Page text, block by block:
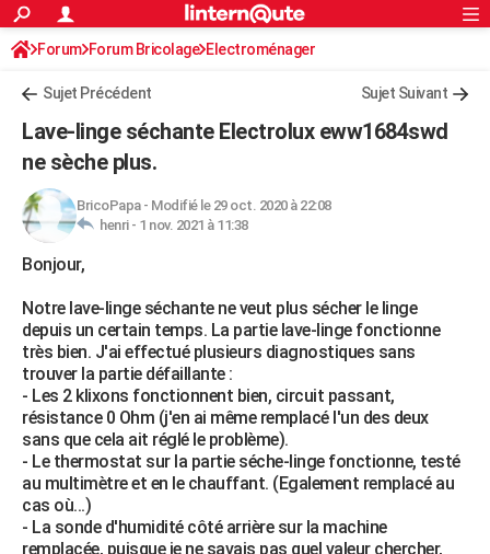
ACTUALITÉS
Politique
Société
Faits Divers
Education
Monde
Villes
+
Programme TV
Streaming
Sorties cinéma
Musique
FINANCE
Retraite
Impôts
Epargne
Immobilier
Risques naturels par ville
Banque
Assurance
Crédit
AUTO
Essais
Réserver un essai
Citadines
Berlines
SUV
Forum auto
HIGH-TECH
Forum
Aménagement intérieur
Extérieur
Cuisine
Salle de bains
Jardinage
Rangement
WEEK-END
Guides de France
Escapades
Patrimoine
Expositions
Musées
Week-end nature
+LIFESTYLE
Art de vivre
Bien-être
Loisirs
Mode
Modes de vie
SANTE
Alimentation
Guide de la santé
Maladies
Médicaments
Sommeil
VOYAGE
Destinations
City break
Voyage nature
Voyage de noces
Forum
Climat
+PHOTO
S'inscrire
Connexion
Forum Forum Bricolage Electroménager
Sujet Précédent Sujet Suivant
Lave-linge séchante Electrolux eww1684swd
ne sèche plus.
BricoPapa- Modifié le 29 oct. 2020 à 22:08
henri - 1 nov. 2021 à 11:38
Bonjour,
Notre lave-linge séchante ne veut plus sécher le linge
depuis un certain temps. La partie lave-linge fonctionne
très bien. J'ai effectué plusieurs diagnostiques sans
trouver la partie défaillante :
- Les 2 klixons fonctionnent bien, circuit passant,
résistance 0 Ohm (j'en ai même remplacé l'un des deux
sans que cela ait réglé le problème).
- Le thermostat sur la partie séche-linge fonctionne, testé
au multimètre et en le chauffant. (Egalement remplacé au
cas où...)
- La sonde d'humidité côté arrière sur la machine
remplacée, puisque je ne savais pas quel valeur chercher,